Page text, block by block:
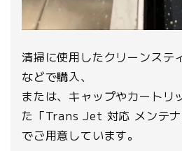
清掃に使用したクリーンステ
などで購入、
または、キャップやカートリ
た「Trans Jet 対応 メンテ
でご用意しています。